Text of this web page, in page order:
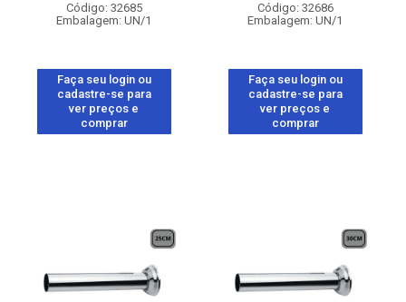
Código: 32685
Embalagem: UN/1
Faça seu login ou
cadastre-se para
ver preços e
comprar
Código: 32686
Embalagem: UN/1
Faça seu login ou
cadastre-se para
ver preços e
comprar